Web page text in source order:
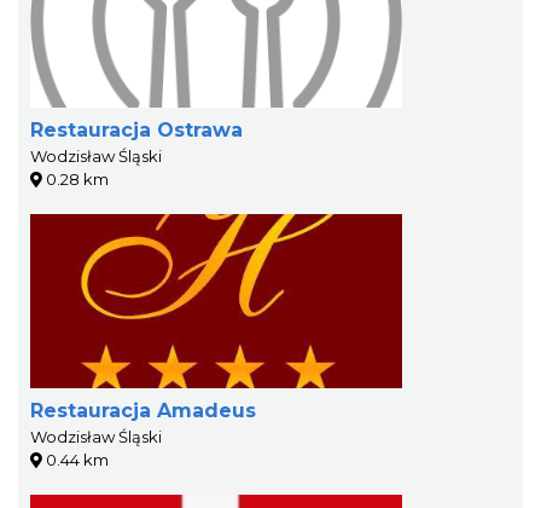
Restauracja Ostrawa
Wodzisław Śląski
0.28 km
Restauracja Amadeus
Wodzisław Śląski
0.44 km